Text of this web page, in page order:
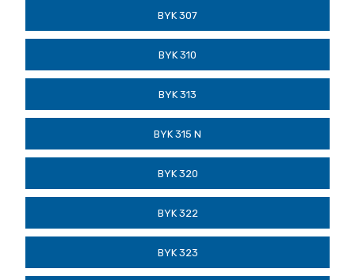
BYK 307
BYK 310
BYK 313
BYK 315 N
BYK 320
BYK 322
BYK 323